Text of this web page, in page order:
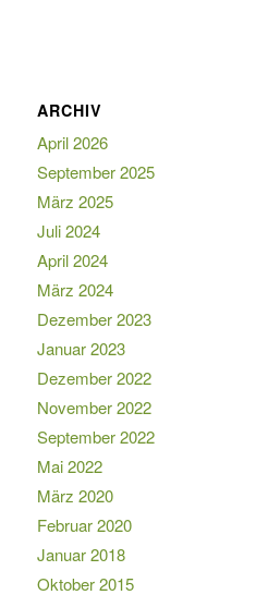
ARCHIV
April 2026
September 2025
März 2025
Juli 2024
April 2024
März 2024
Dezember 2023
Januar 2023
Dezember 2022
November 2022
September 2022
Mai 2022
März 2020
Februar 2020
Januar 2018
Oktober 2015